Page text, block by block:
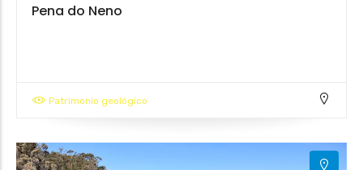
Pena do Neno
Patrimonio geológico